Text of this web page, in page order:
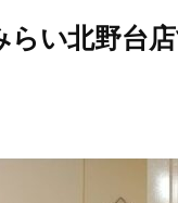
らい北野台